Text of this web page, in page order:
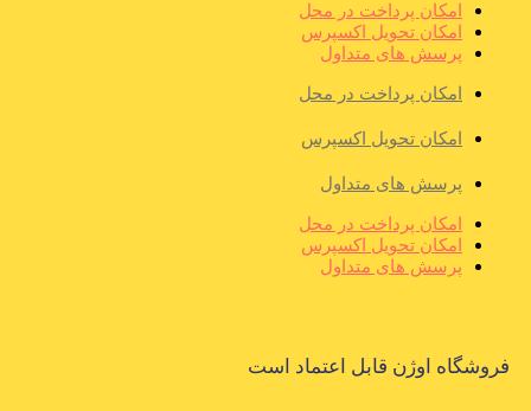
امکان پرداخت در محل
امکان تحویل اکسپرس
پرسش های متداول
امکان پرداخت در محل
امکان تحویل اکسپرس
پرسش های متداول
امکان پرداخت در محل
امکان تحویل اکسپرس
پرسش های متداول
فروشگاه اوژن قابل اعتماد است